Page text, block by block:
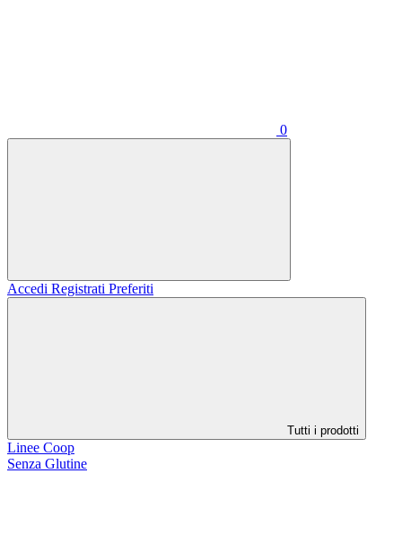
0
Accedi Registrati Preferiti
Tutti i prodotti
Linee Coop
Senza Glutine